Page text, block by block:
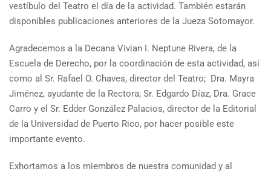
vestíbulo del Teatro el día de la actividad. También estarán
disponibles publicaciones anteriores de la Jueza Sotomayor.
Agradecemos a la Decana Vivian I. Neptune Rivera, de la
Escuela de Derecho, por la coordinación de esta actividad, así
como al Sr. Rafael O. Chaves, director del Teatro; Dra. Mayra
Jiménez, ayudante de la Rectora; Sr. Edgardo Díaz, Dra. Grace
Carro y el Sr. Edder González Palacios, director de la Editorial
de la Universidad de Puerto Rico, por hacer posible este
importante evento.
Exhortamos a los miembros de nuestra comunidad y al